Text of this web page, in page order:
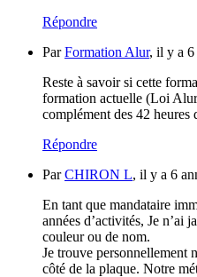
Répondre
ParFormation Alur, il y a 6
Reste à savoir si cette
formation actuelle (Loi
complément des 42 heures
Répondre
ParCHIRON L, il y a 6
En tant que mandataire
années d’activités, Je n’ai
couleur ou de nom.
Je trouve personnellement
côté de la plaque. Notre